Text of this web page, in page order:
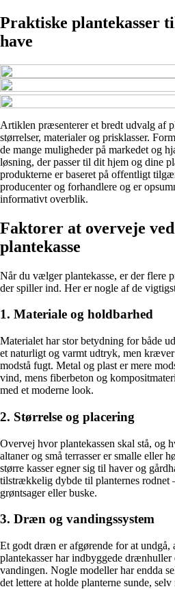
Praktiske plantekasser
have
Artiklen præsenterer et bredt udvalg af
størrelser, materialer og prisklasser.
de mange muligheder på markedet og
løsning, der passer til dit hjem og dine
produkterne er baseret på offentligt
producenter og forhandlere og er
informativt overblik.
Faktorer at overveje
plantekasse
Når du vælger plantekasse, er der flere
der spiller ind. Her er nogle af de
1. Materiale og holdbarhed
Materialet har stor betydning for både
et naturligt og varmt udtryk, men
modstå fugt. Metal og plast er mere
vind, mens fiberbeton og
med et moderne look.
2. Størrelse og placering
Overvej hvor plantekassen skal stå, og
altaner og små terrasser er smalle eller
større kasser egner sig til haver og
tilstrækkelig dybde til planternes
grøntsager eller buske.
3. Dræn og vandingssystem
Et godt dræn er afgørende for at undgå,
plantekasser har indbyggede drænhuller
vandingen. Nogle modeller har endda
det lettere at holde planterne sunde,